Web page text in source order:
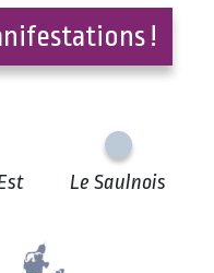
!
Le Saulnois